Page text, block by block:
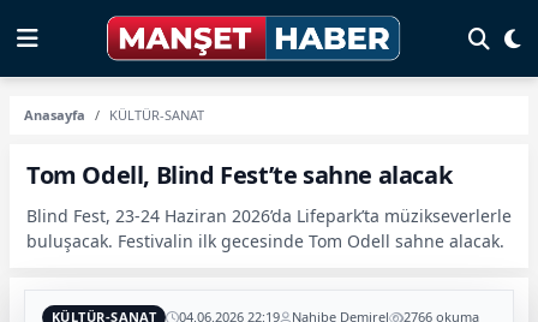
Anasayfa KÜLTÜR-SANAT
Tom Odell, Blind Fest’te sahne alacak
Blind Fest, 23-24 Haziran 2026’da Lifepark’ta müzikseverlerle
buluşacak. Festivalin ilk gecesinde Tom Odell sahne alacak.
KÜLTÜR-SANAT 04.06.2026 22:19 Nahibe Demirel 2766 okuma